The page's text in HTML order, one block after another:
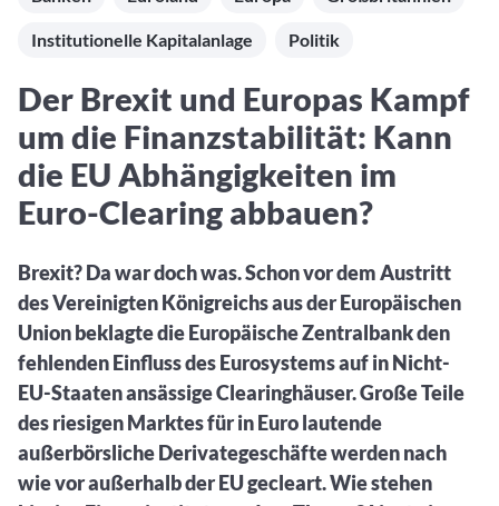
Fondswissen
investieren Sie richtig
Aktuelle Rankings und Beiträge zu den besten Fonds aus
Fondsvergleich
Übersichtlich bis zu 10 Fonds aus über 35.000
Produkten vergleichen
Watchlist
Preis-/Performance-Alarme
3. Investieren
Portfolios
Eigene Portfolios und jene, denen Sie folgen
Informationen und Beiträge unserer Partner-
Community-Partner
Informationen und Beiträge unserer Community-
Partner
Webinar verpasst? Hier gibt es Aufnahmen unserer
Online-Veranstaltungen.
Institutionelle Kapitalanlage Politik
Der Brexit und Europas Kampf
um die Finanzstabilität: Kann
die EU Abhängigkeiten im
Euro-Clearing abbauen?
Brexit? Da war doch was. Schon vor dem Austritt
des Vereinigten Königreichs aus der Europäischen
Union beklagte die Europäische Zentralbank den
fehlenden Einfluss des Eurosystems auf in Nicht-
EU-Staaten ansässige Clearinghäuser. Große Teile
des riesigen Marktes für in Euro lautende
außerbörsliche Derivategeschäfte werden nach
wie vor außerhalb der EU gecleart. Wie stehen